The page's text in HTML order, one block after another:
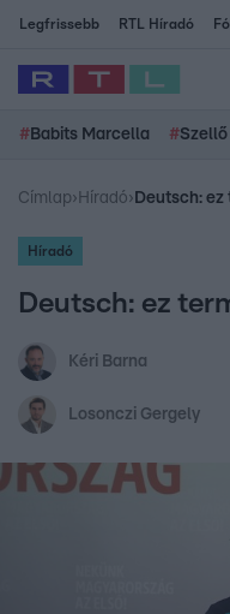
Legfrissebb RTL Híradó
# Babits Marcella #
Címlap› Híradó› Deutsch:
Híradó
Deutsch: ez
Kéri Barna
Losonczi Gergely